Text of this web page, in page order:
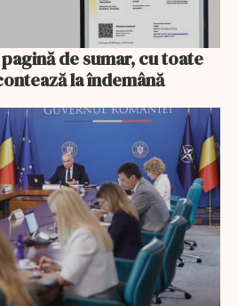
de sumar, cu toate
la îndemână